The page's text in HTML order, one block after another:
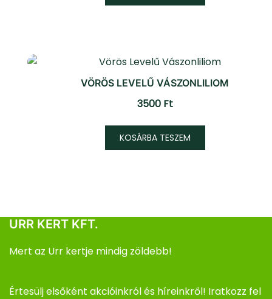
VÖRÖS LEVELŰ VÁSZONLILIOM
3500 Ft
KOSÁRBA TESZEM
URR KERT KFT.
Mert az Urr kertje mindig zöldebb!
Értesülj elsőként akcióinkról és híreinkről! Iratkozz fel